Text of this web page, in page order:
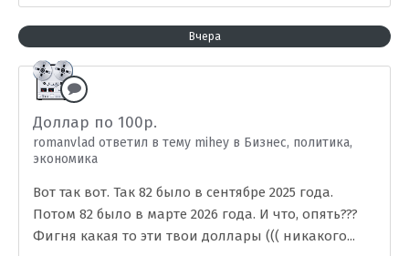
Вчера
Доллар по 100р.
romanvlad ответил в тему mihey в Бизнес, политика,
экономика
Вот так вот. Так 82 было в сентябре 2025 года.
Потом 82 было в марте 2026 года. И что, опять???
Фигня какая то эти твои доллары ((( никакого...